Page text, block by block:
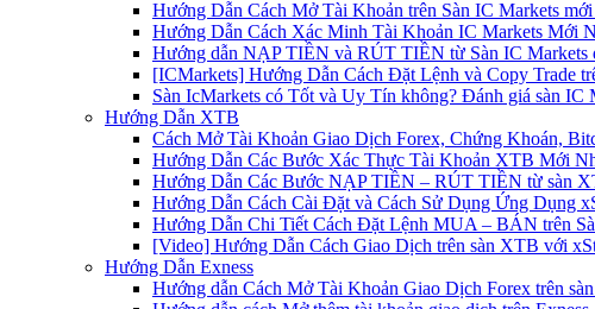
Hướng Dẫn Cách Mở Tài Khoản trên Sàn IC Markets mới
Hướng Dẫn Cách Xác Minh Tài Khoản IC Markets Mới
Hướng dẫn NẠP TIỀN và RÚT TIỀN từ Sàn IC Markets
[ICMarkets] Hướng Dẫn Cách Đặt Lệnh và Copy Trade
Sàn IcMarkets có Tốt và Uy Tín không? Đánh giá sàn IC
Hướng Dẫn XTB
Cách Mở Tài Khoản Giao Dịch Forex, Chứng Khoán,
Hướng Dẫn Các Bước Xác Thực Tài Khoản XTB Mới
Hướng Dẫn Các Bước NẠP TIỀN – RÚT TIỀN từ sàn
Hướng Dẫn Cách Cài Đặt và Cách Sử Dụng Ứng Dụng
Hướng Dẫn Chi Tiết Cách Đặt Lệnh MUA – BÁN trên
[Video] Hướng Dẫn Cách Giao Dịch trên sàn XTB với
Hướng Dẫn Exness
Hướng dẫn Cách Mở Tài Khoản Giao Dịch Forex trên